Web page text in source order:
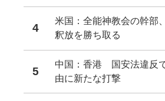
4
米国：全能神教会の幹部
釈放を勝ち取る
5
中国：香港 国安法違反
由に新たな打撃